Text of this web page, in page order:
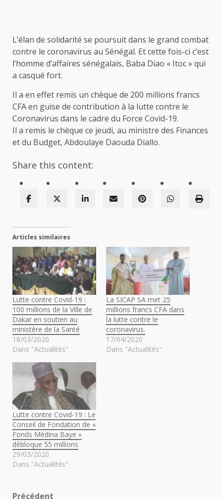
L’élan de solidarité se poursuit dans le grand combat
contre le coronavirus au Sénégal. Et cette fois-ci c’est
l’homme d’affaires sénégalais, Baba Diao « Itoc » qui
a casqué fort.
Il a en effet remis un chèque de 200 millions francs
CFA en guise de contribution à la lutte contre le
Coronavirus dans le cadre du Force Covid-19.
Il a remis le chèque ce jeudi, au ministre des Finances
et du Budget, Abdoulaye Daouda Diallo.
Share this content:
Articles similaires
Lutte contre Covid-19 :
100 millions de la Ville de
Dakar en soutien au
ministère de la Santé
18/03/2020
Dans "Actualités"
La SICAP SA met 25
millions francs CFA dans
la lutte contre le
coronavirus.
17/04/2020
Dans "Actualités"
Lutte contre Covid-19 : Le
Conseil de Fondation de «
Fonds Médina Baye »
débloque 55 millions
29/03/2020
Dans "Actualités"
Précédent